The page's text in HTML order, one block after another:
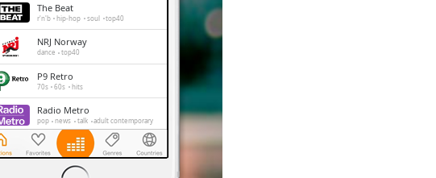
The Beat
r'n'b hip-hop soul top40
NRJ Norway
dance top40
P9 Retro
70s 60s hits
Radio Metro
pop news talk adult contemporary
NRK P1 Oslo og Akershus
news talk entertainment